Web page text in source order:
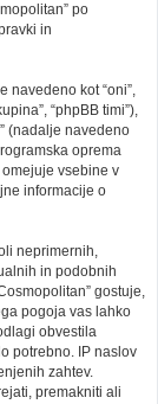
po
in
navedeno kot “oni”,
“phpBB timi”),
” (nadalje navedeno
oprema
vsebine v
informacije o
neprimernih,
in podobnih
gostuje,
pogoja vas lahko
obvestila
potrebno. IP naslov
zahtev.
premakniti ali